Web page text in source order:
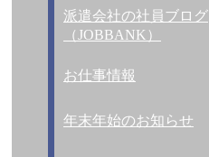
派遣会社の社員ブログ
（JOBBANK）
お仕事情報
年末年始のお知らせ